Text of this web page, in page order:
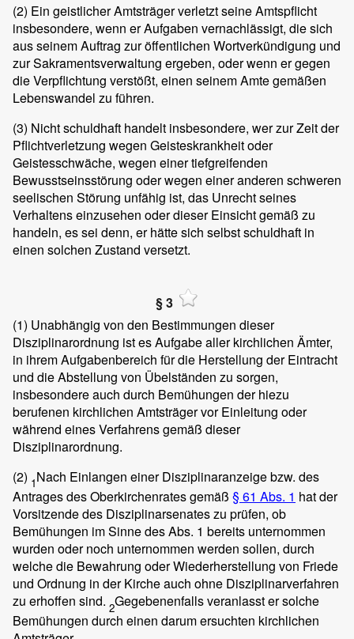
(2) Ein geistlicher Amtsträger verletzt seine Amtspflicht
insbesondere, wenn er Aufgaben vernachlässigt, die sich
aus seinem Auftrag zur öffentlichen Wortverkündigung und
zur Sakramentsverwaltung ergeben, oder wenn er gegen
die Verpflichtung verstößt, einen seinem Amte gemäßen
Lebenswandel zu führen.
(3) Nicht schuldhaft handelt insbesondere, wer zur Zeit der
Pflichtverletzung wegen Geisteskrankheit oder
Geistesschwäche, wegen einer tiefgreifenden
Bewusstseinsstörung oder wegen einer anderen schweren
seelischen Störung unfähig ist, das Unrecht seines
Verhaltens einzusehen oder dieser Einsicht gemäß zu
handeln, es sei denn, er hätte sich selbst schuldhaft in
einen solchen Zustand versetzt.
§ 3
(1) Unabhängig von den Bestimmungen dieser
Disziplinarordnung ist es Aufgabe aller kirchlichen Ämter,
in ihrem Aufgabenbereich für die Herstellung der Eintracht
und die Abstellung von Übelständen zu sorgen,
insbesondere auch durch Bemühungen der hiezu
berufenen kirchlichen Amtsträger vor Einleitung oder
während eines Verfahrens gemäß dieser
Disziplinarordnung.
(2) 1Nach Einlangen einer Disziplinaranzeige bzw. des
Antrages des Oberkirchenrates gemäß § 61 Abs. 1 hat der
Vorsitzende des Disziplinarsenates zu prüfen, ob
Bemühungen im Sinne des Abs. 1 bereits unternommen
wurden oder noch unternommen werden sollen, durch
welche die Bewahrung oder Wiederherstellung von Friede
und Ordnung in der Kirche auch ohne Disziplinarverfahren
zu erhoffen sind. 2Gegebenenfalls veranlasst er solche
Bemühungen durch einen darum ersuchten kirchlichen